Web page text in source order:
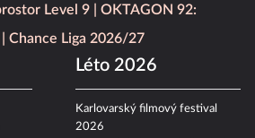
Level 9
OKTAGON 92:
Chance Liga 2026/27
Léto 2026
Karlovarský filmový festival
2026